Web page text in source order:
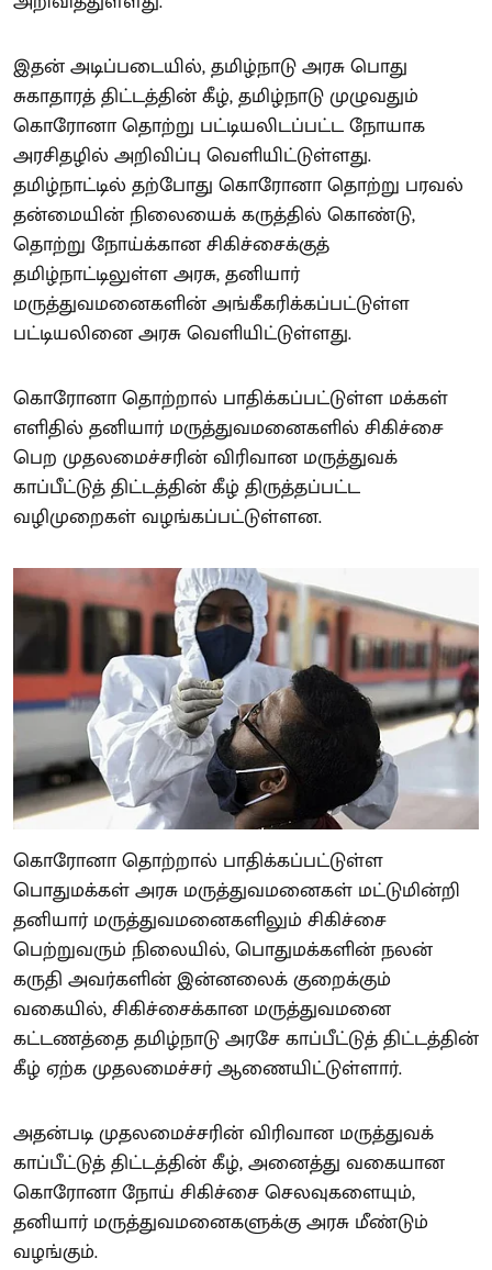
இதன் அடிப்படையில், தமிழ்நாடு அரசு பொது
சுகாதாரத் திட்டத்தின் கீழ், தமிழ்நாடு முழுவதும்
கொரோனா தொற்று பட்டியலிடப்பட்ட நோயாக
அரசிதழில் அறிவிப்பு வெளியிட்டுள்ளது.
தமிழ்நாட்டில் தற்போது கொரோனா தொற்று பரவல்
தன்மையின் நிலையைக் கருத்தில் கொண்டு,
தொற்று நோய்க்கான சிகிச்சைக்குத்
தமிழ்நாட்டிலுள்ள அரசு, தனியார்
மருத்துவமனைகளின் அங்கீகரிக்கப்பட்டுள்ள
பட்டியலினை அரசு வெளியிட்டுள்ளது.
கொரோனா தொற்றால் பாதிக்கப்பட்டுள்ள மக்கள்
எளிதில் தனியார் மருத்துவமனைகளில் சிகிச்சை
பெற முதலமைச்சரின் விரிவான மருத்துவக்
காப்பீட்டுத் திட்டத்தின் கீழ் திருத்தப்பட்ட
வழிமுறைகள் வழங்கப்பட்டுள்ளன.
கொரோனா தொற்றால் பாதிக்கப்பட்டுள்ள
பொதுமக்கள் அரசு மருத்துவமனைகள் மட்டுமின்றி
தனியார் மருத்துவமனைகளிலும் சிகிச்சை
பெற்றுவரும் நிலையில், பொதுமக்களின் நலன்
கருதி அவர்களின் இன்னலைக் குறைக்கும்
வகையில், சிகிச்சைக்கான மருத்துவமனை
கட்டணத்தை தமிழ்நாடு அரசே காப்பீட்டுத் திட்டத்தின்
கீழ் ஏற்க முதலமைச்சர் ஆணையிட்டுள்ளார்.
அதன்படி முதலமைச்சரின் விரிவான மருத்துவக்
காப்பீட்டுத் திட்டத்தின் கீழ், அனைத்து வகையான
கொரோனா நோய் சிகிச்சை செலவுகளையும்,
தனியார் மருத்துவமனைகளுக்கு அரசு மீண்டும்
வழங்கும்.